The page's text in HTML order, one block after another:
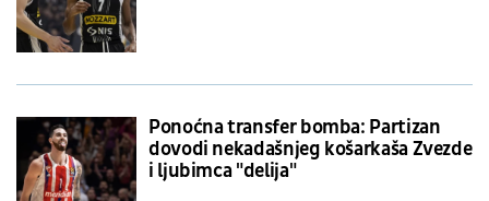
Ponoćna transfer bomba: Partizan
dovodi nekadašnjeg košarkaša Zvezde
i ljubimca "delija"